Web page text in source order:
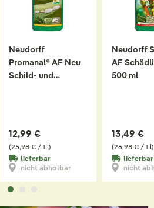
Neudorff
Promanal® AF Neu
Schild- und
(25,98 € / 1 l)
12,99 €
lieferbar
nicht abholbar
Neudorff
AF
500 ml
(26,98 € / 1 l)
13,49 €
lieferbar
nicht